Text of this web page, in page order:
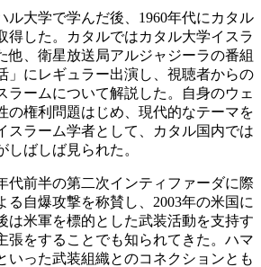
大学で学んだ後、1960年代にカタル
得した。カタルではカタル大学イスラ
他、衛星放送局アルジャジーラの番組
」にレギュラー出演し、視聴者からの
ラームについて解説した。自身のウェ
の権利問題はじめ、現代的なテーマを
スラーム学者として、カタル国内では
しばしば見られた。
代前半の第二次インティファーダに際
る自爆攻撃を称賛し、2003年の米国に
は米軍を標的とした武装活動を支持す
張をすることでも知られてきた。ハマ
いった武装組織とのコネクションとも